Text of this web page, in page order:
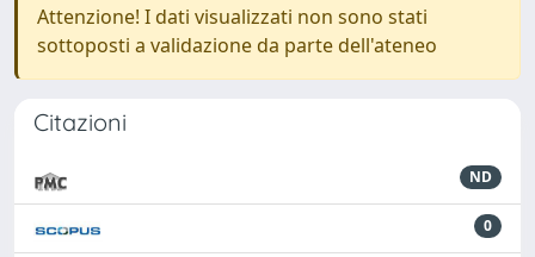
Attenzione! I dati visualizzati non sono stati
sottoposti a validazione da parte dell'ateneo
Citazioni
ND
0